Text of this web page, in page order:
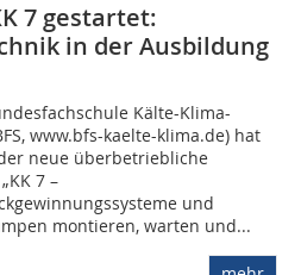
7 gestartet:
in der Ausbildung
Kälte-Klima-
www.bfs-kaelte-klima.de) hat
neue überbetriebliche
7 –
und
montieren, warten und...